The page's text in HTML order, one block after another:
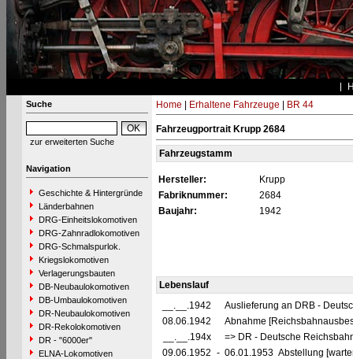
Suche
zur erweiterten Suche
Navigation
Geschichte & Hintergründe
Länderbahnen
DRG-Einheitslokomotiven
DRG-Zahnradlokomotiven
DRG-Schmalspurlok.
Kriegslokomotiven
Verlagerungsbauten
DB-Neubaulokomotiven
DB-Umbaulokomotiven
DR-Neubaulokomotiven
DR-Rekolokomotiven
DR - "6000er"
ELNA-Lokomotiven
Home Erhaltene Fahrzeuge BR 44
Fahrzeugportrait Krupp 2684
Fahrzeugstamm
Hersteller:
Krupp
Fabriknummer:
2684
Baujahr:
1942
Lebenslauf
__.__.1942
Auslieferung an DRB -
08.06.1942
Abnahme
__.__.194x
=> DR - Deutsche
09.06.1952 - 06.01.1953 Abstellung